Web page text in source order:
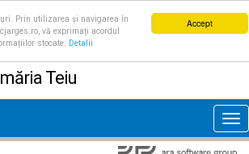
Accept
uri. Prin utilizarea și navigarea în
vă exprimați acordul
stocate.
Detalii
Teiu